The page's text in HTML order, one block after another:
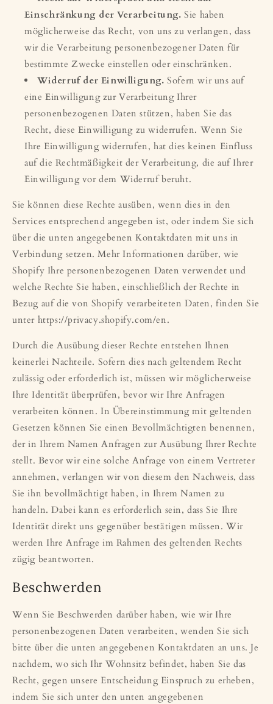
Einschränkung der Verarbeitung. Sie haben
möglicherweise das Recht, von uns zu verlangen, dass
wir die Verarbeitung personenbezogener Daten für
bestimmte Zwecke einstellen oder einschränken.
Widerruf der Einwilligung. Sofern wir uns auf
eine Einwilligung zur Verarbeitung Ihrer
personenbezogenen Daten stützen, haben Sie das
Recht, diese Einwilligung zu widerrufen. Wenn Sie
Ihre Einwilligung widerrufen, hat dies keinen Einfluss
auf die Rechtmäßigkeit der Verarbeitung, die auf Ihrer
Einwilligung vor dem Widerruf beruht.
Sie können diese Rechte ausüben, wenn dies in den
Services entsprechend angegeben ist, oder indem Sie sich
über die unten angegebenen Kontaktdaten mit uns in
Verbindung setzen. Mehr Informationen darüber, wie
Shopify Ihre personenbezogenen Daten verwendet und
welche Rechte Sie haben, einschließlich der Rechte in
Bezug auf die von Shopify verarbeiteten Daten, finden Sie
unter https://privacy.shopify.com/en.
Durch die Ausübung dieser Rechte entstehen Ihnen
keinerlei Nachteile. Sofern dies nach geltendem Recht
zulässig oder erforderlich ist, müssen wir möglicherweise
Ihre Identität überprüfen, bevor wir Ihre Anfragen
verarbeiten können. In Übereinstimmung mit geltenden
Gesetzen können Sie einen Bevollmächtigten benennen,
der in Ihrem Namen Anfragen zur Ausübung Ihrer Rechte
stellt. Bevor wir eine solche Anfrage von einem Vertreter
annehmen, verlangen wir von diesem den Nachweis, dass
Sie ihn bevollmächtigt haben, in Ihrem Namen zu
handeln. Dabei kann es erforderlich sein, dass Sie Ihre
Identität direkt uns gegenüber bestätigen müssen. Wir
werden Ihre Anfrage im Rahmen des geltenden Rechts
zügig beantworten.
Beschwerden
Wenn Sie Beschwerden darüber haben, wie wir Ihre
personenbezogenen Daten verarbeiten, wenden Sie sich
bitte über die unten angegebenen Kontaktdaten an uns. Je
nachdem, wo sich Ihr Wohnsitz befindet, haben Sie das
Recht, gegen unsere Entscheidung Einspruch zu erheben,
indem Sie sich unter den unten angegebenen